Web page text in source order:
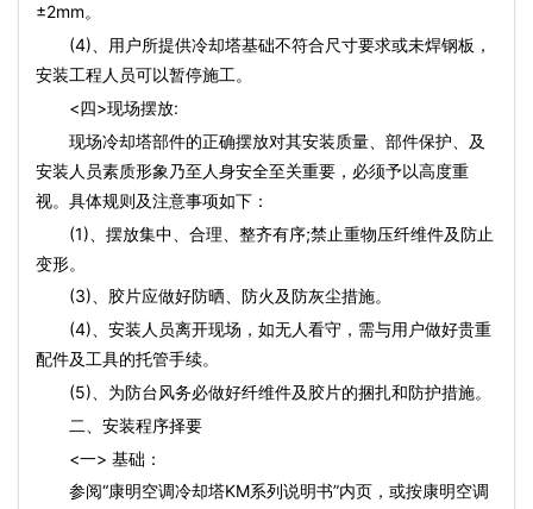
±2mm。
(4)、用户所提供冷却塔基础不符合尺寸要求或未焊钢板，
安装工程人员可以暂停施工。
<四>现场摆放:
现场冷却塔部件的正确摆放对其安装质量、部件保护、及
安装人员素质形象乃至人身安全至关重要，必须予以高度重
视。具体规则及注意事项如下：
(1)、摆放集中、合理、整齐有序;禁止重物压纤维件及防止
变形。
(3)、胶片应做好防晒、防火及防灰尘措施。
(4)、安装人员离开现场，如无人看守，需与用户做好贵重
配件及工具的托管手续。
(5)、为防台风务必做好纤维件及胶片的捆扎和防护措施。
二、安装程序择要
<一> 基础：
参阅“康明空调冷却塔KM系列说明书”内页，或按康明空调